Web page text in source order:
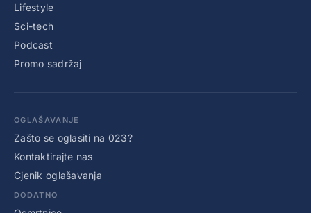
Lifestyle
Sci-tech
Podcast
Promo sadržaj
OGLAŠAVANJE
Zašto se oglasiti na 023?
Kontaktirajte nas
Cjenik oglašavanja
DODATNO